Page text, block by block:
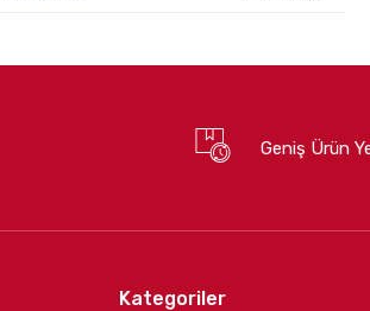
Geniş Ürün
Kategoriler